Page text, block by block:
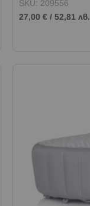
SKU: 209556
27,00 € / 52,81 лв.